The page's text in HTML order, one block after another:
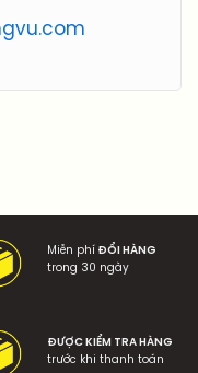
Miễn phí ĐỔI HÀNG
trong 30 ngày
ĐƯỢC KIỂM TRA HÀNG
trước khi thanh toán